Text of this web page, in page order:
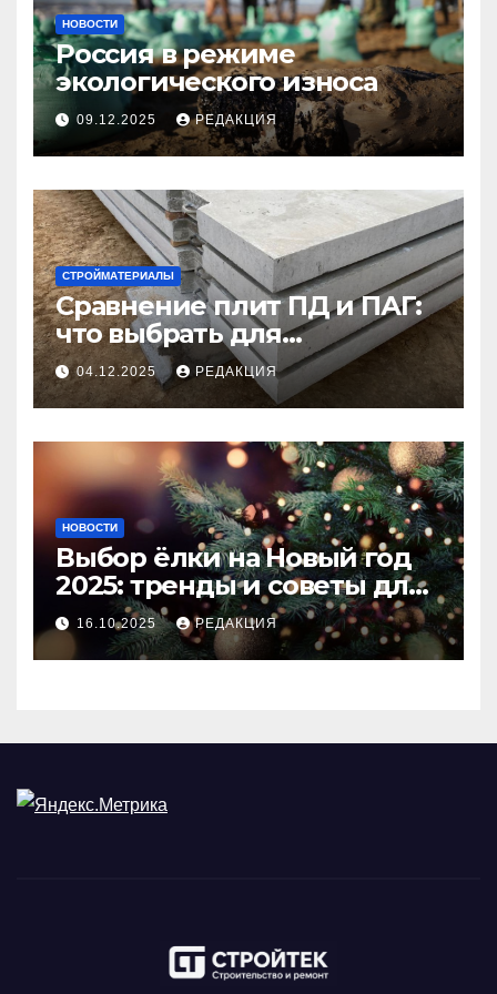
НОВОСТИ
Россия в режиме
экологического износа
09.12.2025 РЕДАКЦИЯ
СТРОЙМАТЕРИАЛЫ
Сравнение плит ПД и ПАГ:
что выбрать для
долговечного и прочного
покрытия
04.12.2025 РЕДАКЦИЯ
НОВОСТИ
Выбор ёлки на Новый год
2025: тренды и советы для
идеального праздника
16.10.2025 РЕДАКЦИЯ